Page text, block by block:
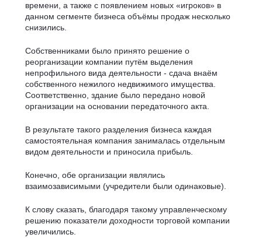
времени, а также с появлением новых «игроков» в
данном сегменте бизнеса объёмы продаж несколько
снизились.
Собственниками было принято решение о
реорганизации компании путём выделения
непрофильного вида деятельности - сдача внаём
собственного нежилого недвижимого имущества.
Соответственно, здание было передано новой
организации на основании передаточного акта.
В результате такого разделения бизнеса каждая
самостоятельная компания занималась отдельным
видом деятельности и приносила прибыль.
Конечно, обе организации являлись
взаимозависимыми (учредители были одинаковые).
К слову сказать, благодаря такому управленческому
решению показатели доходности торговой компании
увеличились.